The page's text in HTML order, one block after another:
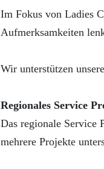
Im Fokus von Ladies
Aufmerksamkeiten
Wir unterstützen
Regionales Service
Das regionale Service
mehrere Projekte